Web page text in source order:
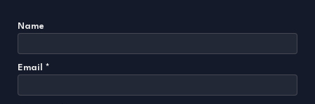
Name
Email *